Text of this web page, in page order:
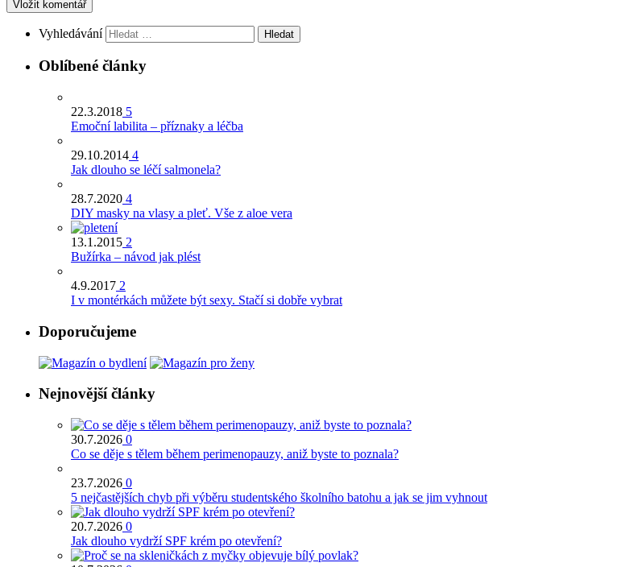
Vyhledávání
Oblíbené články
22.3.2018 5
Emoční labilita – příznaky a léčba
29.10.2014 4
Jak dlouho se léčí salmonela?
28.7.2020 4
DIY masky na vlasy a pleť. Vše z aloe vera
13.1.2015 2
Bužírka – návod jak plést
4.9.2017 2
I v montérkách můžete být sexy. Stačí si dobře vybrat
Doporučujeme
Nejnovější články
30.7.2026 0
Co se děje s tělem během perimenopauzy, aniž byste to poznala?
23.7.2026 0
5 nejčastějších chyb při výběru studentského školního batohu a jak se jim vyhnout
20.7.2026 0
Jak dlouho vydrží SPF krém po otevření?